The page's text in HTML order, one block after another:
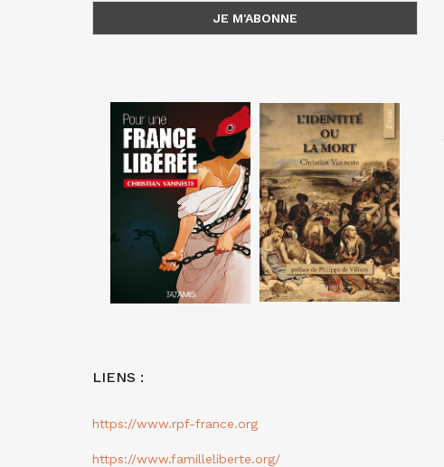
LIENS :
https://www.rpf-france.org
https://www.familleliberte.org/